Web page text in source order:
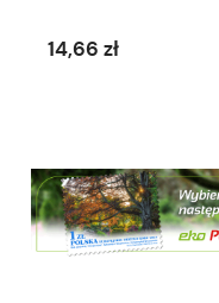
14,66 zł